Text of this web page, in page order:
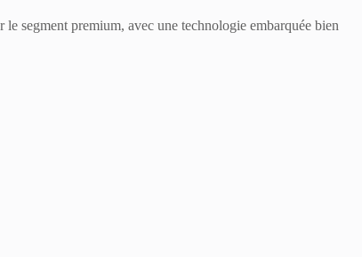
segment premium, avec une technologie embarquée bien